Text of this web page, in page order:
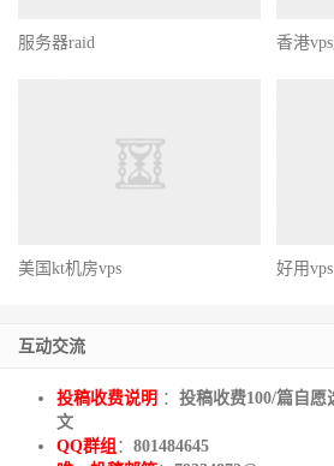
服务器raid 香港
美国kt机房vps 好用vps
互动交流
投稿收费说明 ： 投稿收费100/篇自
文
QQ群组 ： 801484645